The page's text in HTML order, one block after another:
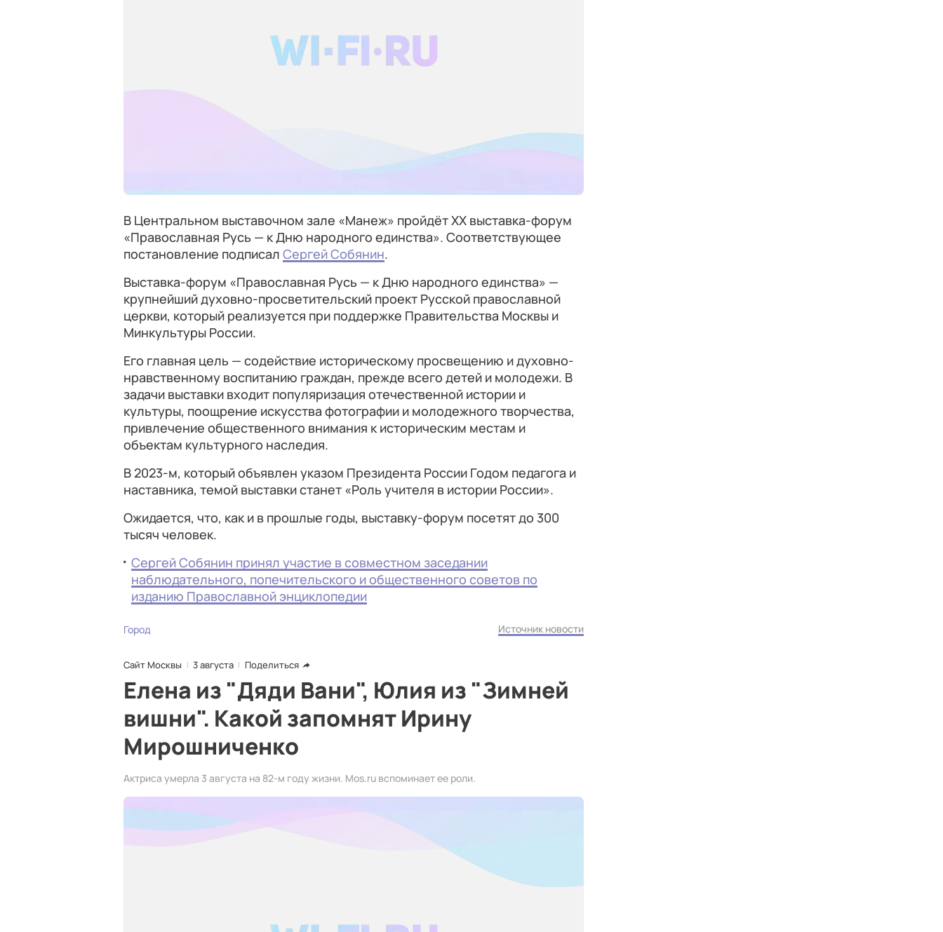
В Центральном выставочном зале «Манеж» пройдёт XX выставка-форум
«Православная Русь — к Дню народного единства». Соответствующее
постановление подписал Сергей Собянин.
Выставка-форум «Православная Русь — к Дню народного единства» —
крупнейший духовно-просветительский проект Русской православной
церкви, который реализуется при поддержке Правительства Москвы и
Минкультуры России.
Его главная цель — содействие историческому просвещению и духовно-
нравственному воспитанию граждан, прежде всего детей и молодежи. В
задачи выставки входит популяризация отечественной истории и
культуры, поощрение искусства фотографии и молодежного творчества,
привлечение общественного внимания к историческим местам и
объектам культурного наследия.
В 2023-м, который объявлен указом Президента России Годом педагога и
наставника, темой выставки станет «Роль учителя в истории России».
Ожидается, что, как и в прошлые годы, выставку-форум посетят до 300
тысяч человек.
Сергей Собянин принял участие в совместном заседании
наблюдательного, попечительского и общественного советов по
изданию Православной энциклопедии
Город Источник новости
Сайт Москвы 3 августа Поделиться
Елена из "Дяди Вани", Юлия из "Зимней
вишни". Какой запомнят Ирину
Мирошниченко
Актриса умерла 3 августа на 82-м году жизни. Mos.ru вспоминает ее роли.